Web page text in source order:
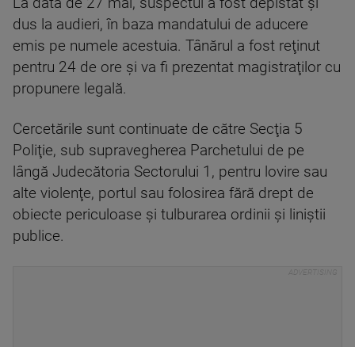
La data de 27 mai, suspectul a fost depistat şi
dus la audieri, în baza mandatului de aducere
emis pe numele acestuia. Tânărul a fost reţinut
pentru 24 de ore şi va fi prezentat magistraţilor cu
propunere legală.
Cercetările sunt continuate de către Secţia 5
Poliţie, sub supravegherea Parchetului de pe
lângă Judecătoria Sectorului 1, pentru lovire sau
alte violenţe, portul sau folosirea fără drept de
obiecte periculoase şi tulburarea ordinii şi liniştii
publice.